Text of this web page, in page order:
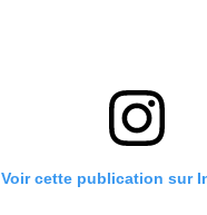
Voir cette publication sur